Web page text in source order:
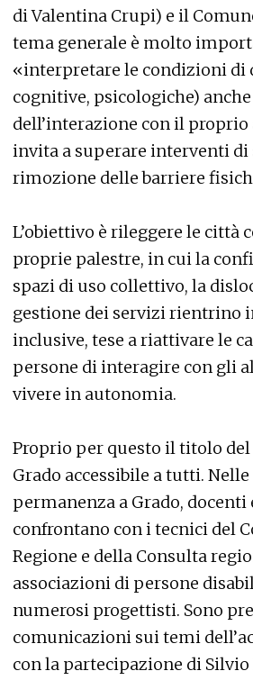
di Valentina Crupi) e il
tema generale è molto
«interpretare le condizioni di
cognitive, psicologiche)
dell’interazione con il
invita a superare interventi di
rimozione delle barriere
L’obiettivo è rileggere le città
proprie palestre, in cui la
spazi di uso collettivo, la
gestione dei servizi rientrino
inclusive, tese a riattivare le
persone di interagire con gli
vivere in autonomia.
Proprio per questo il titolo
Grado accessibile a tutti.
permanenza a Grado,
confrontano con i tecnici del
Regione e della Consulta
associazioni di persone
numerosi progettisti. Sono
comunicazioni sui temi
con la partecipazione di